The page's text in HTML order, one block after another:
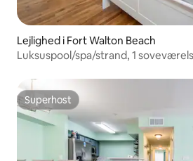
Lejlighed i Fort Walton Beach
Luksuspool/spa/strand, 1
Superhost
Superhost